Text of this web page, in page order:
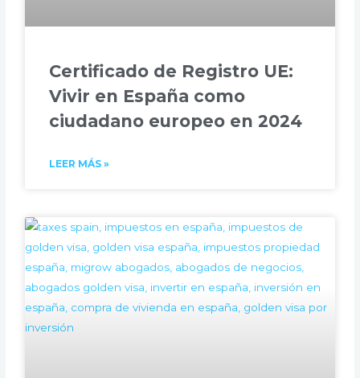
Certificado de Registro UE:
Vivir en España como
ciudadano europeo en 2024
LEER MÁS »